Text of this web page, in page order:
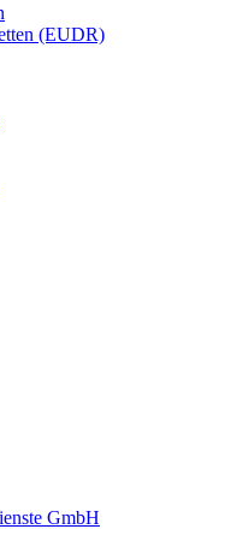
(EUDR)
GmbH